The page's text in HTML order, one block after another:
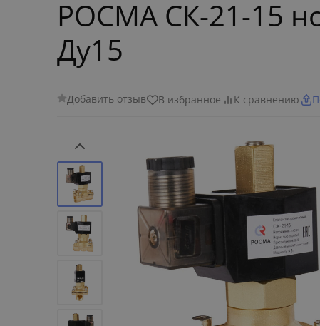
РОСМА СК-21-15
Ду15
Добавить отзыв В избранное К сравнению